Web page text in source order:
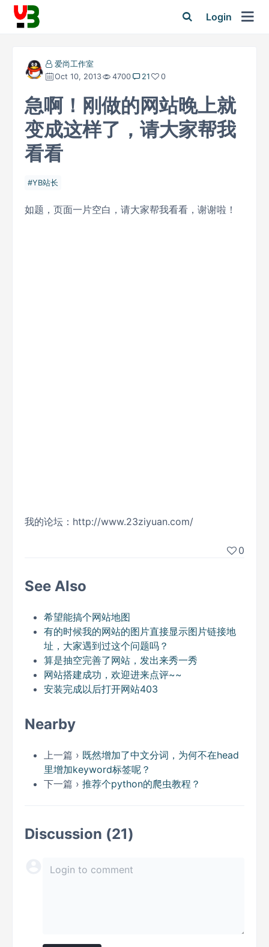
Login
爱尚工作室
Oct 10, 2013
4700 21 0
急啊！刚做的网站晚上就
变成这样了，请大家帮我
看看
YB站长
如题，页面一片空白，请大家帮我看看，谢谢啦！
我的论坛：http://www.23ziyuan.com/
0
See Also
希望能搞个网站地图
有的时候我的网站的图片直接显示图片链接地
址，大家遇到过这个问题吗？
算是抽空完善了网站，发出来秀一秀
网站搭建成功，欢迎进来点评~~
安装完成以后打开网站403
Nearby
上一篇 › 既然增加了中文分词，为何不在head
里增加keyword标签呢？
下一篇 › 推荐个python的爬虫教程？
Discussion (21)